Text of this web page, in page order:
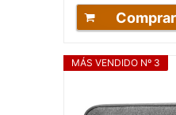
MÁS VENDIDO Nº 3